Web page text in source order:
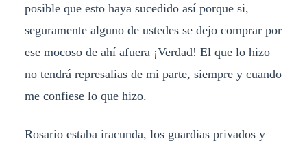
posible que esto haya sucedido así porque si,
seguramente alguno de ustedes se dejo comprar por
ese mocoso de ahí afuera ¡Verdad! El que lo hizo
no tendrá represalias de mi parte, siempre y cuando
me confiese lo que hizo.
Rosario estaba iracunda, los guardias privados y